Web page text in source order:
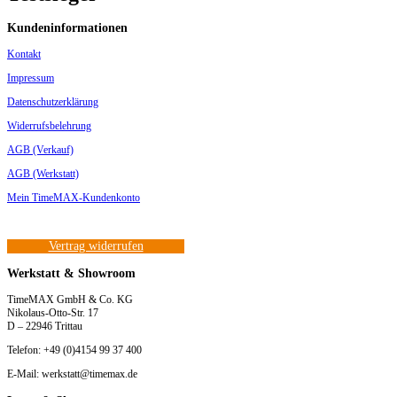
Kundeninformationen
Kontakt
Impressum
Datenschutzerklärung
Widerrufsbelehrung
AGB (Verkauf)
AGB (Werkstatt)
Mein TimeMAX-Kundenkonto
Vertrag widerrufen
Werkstatt & Showroom
TimeMAX GmbH & Co. KG
Nikolaus-Otto-Str. 17
D – 22946 Trittau
Telefon: +49 (0)4154 99 37 400
E-Mail: werkstatt@timemax.de